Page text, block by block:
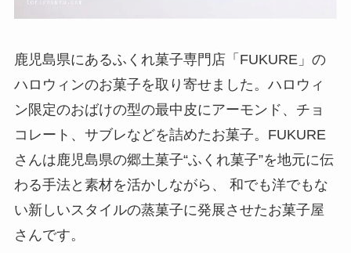
鹿児島県にあるふくれ菓子専門店「FUKURE」の
ハロウィンのお菓子を取り寄せました。ハロウィ
ン限定のおばけの型の最中皮にアーモンド、チョ
コレート、サブレなどを詰めたお菓子。FUKURE
さんは鹿児島県の郷土菓子“ふくれ菓子”を地元に伝
わる手法と素材を活かしながら、 和でも洋でもな
い新しいスタイルの蒸菓子に発展させたお菓子屋
さんです。